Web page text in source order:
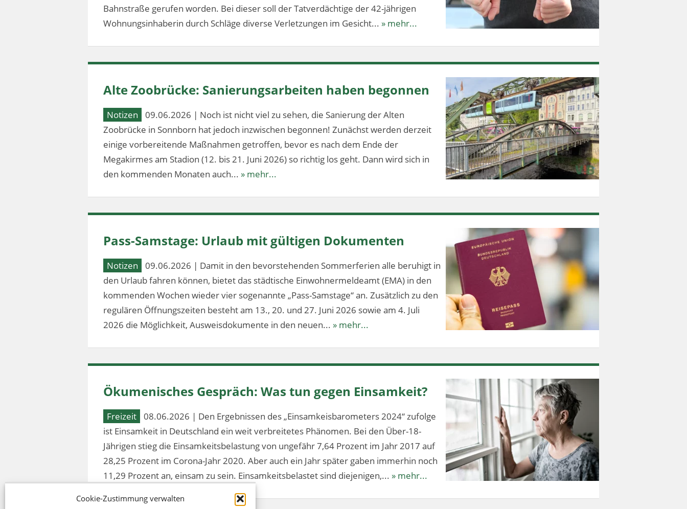
Cookie-Zustimmung verwalten
Bahnstraße gerufen worden. Bei dieser soll der Tatverdächtige der 42-jährigen
Wohnungsinhaberin durch Schläge diverse Verletzungen im Gesicht... » mehr...
Alte Zoobrücke: Sanierungsarbeiten haben begonnen
Notizen
09.06.2026 | Noch ist nicht viel zu sehen, die Sanierung der Alten
Zoobrücke in Sonnborn hat jedoch inzwischen begonnen! Zunächst werden derzeit
einige vorbereitende Maßnahmen getroffen, bevor es nach dem Ende der
Megakirmes am Stadion (12. bis 21. Juni 2026) so richtig los geht. Dann wird sich in
den kommenden Monaten auch... » mehr...
Pass-Samstage: Urlaub mit gültigen Dokumenten
Notizen
09.06.2026 | Damit in den bevorstehenden Sommerferien alle beruhigt in
den Urlaub fahren können, bietet das städtische Einwohnermeldeamt (EMA) in den
kommenden Wochen wieder vier sogenannte „Pass-Samstage“ an. Zusätzlich zu den
regulären Öffnungszeiten besteht am 13., 20. und 27. Juni 2026 sowie am 4. Juli
2026 die Möglichkeit, Ausweisdokumente in den neuen... » mehr...
Ökumenisches Gespräch: Was tun gegen Einsamkeit?
Freizeit
08.06.2026 | Den Ergebnissen des „Einsamkeisbarometers 2024“ zufolge
ist Einsamkeit in Deutschland ein weit verbreitetes Phänomen. Bei den Über-18-
Jährigen stieg die Einsamkeitsbelastung von ungefähr 7,64 Prozent im Jahr 2017 auf
28,25 Prozent im Corona-Jahr 2020. Aber auch ein Jahr später gaben immerhin noch
11,29 Prozent an, einsam zu sein. Einsamkeitsbelastet sind diejenigen,... » mehr...